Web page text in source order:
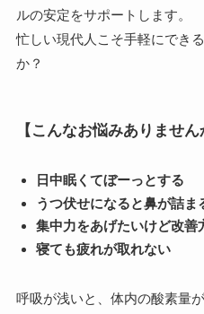
ルの安定をサポートします。
忙しい現代人こそ手軽にでき
か？
【こんなお悩みありません
日中眠くてぼーっとする
うつ伏せになると鼻が詰ま
集中力をあげたいけど改善
寝ても疲れが取れない
呼吸が浅いと、体内の酸素量